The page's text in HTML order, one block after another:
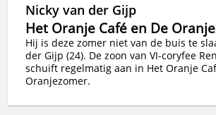
Nicky van der Gijp
Het Oranje Café en De
Hij is deze zomer niet van de buis te
der Gijp (24). De zoon van VI-coryfee
schuift regelmatig aan in Het Oranje
Oranjezomer.